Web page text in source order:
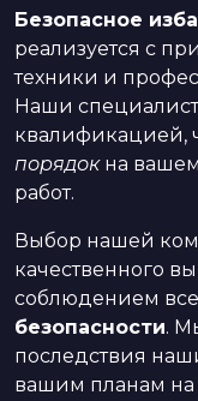
Безопасное
реализуется с
техники и
Наши
квалификацией,
порядокна вашем
работ.
Выбор нашей
качественного
соблюдением
безопасности.
последствия
вашим планам на